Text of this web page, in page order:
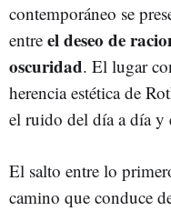
contemporáneo se
entre el deseo de
oscuridad. El lugar
herencia estética de
el ruido del día a día y
El salto entre lo
camino que conduce